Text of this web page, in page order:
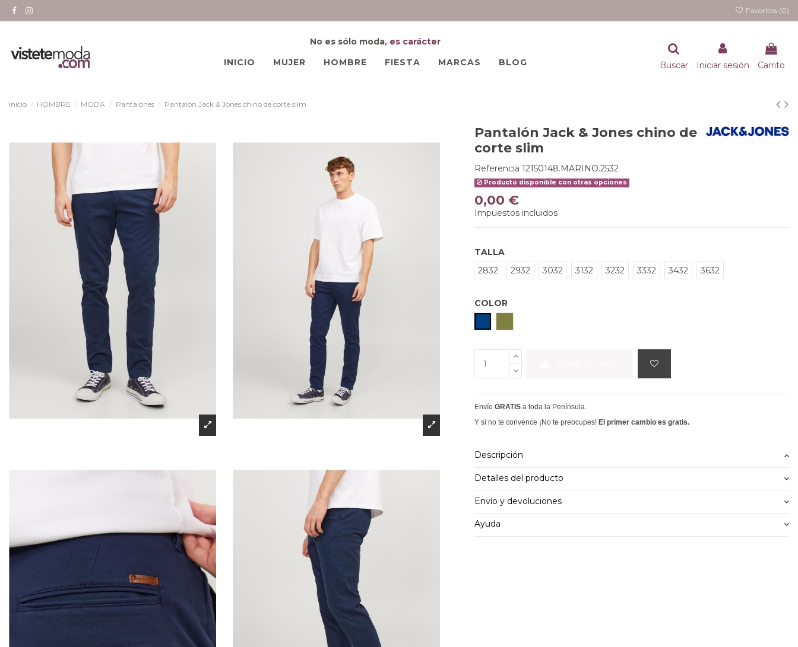
Favoritos (0)
No es sólo moda, es carácter
INICIO
MUJER HOMBRE FIESTA MARCAS BLOG Buscar Iniciar sesión Carrito
Inicio HOMBRE MODA Pantalones Pantalón Jack & Jones chino de corte slim
Pantalón Jack & Jones chino de
corte slim
Referencia 12150148.MARINO.2532
Producto disponible con otras opciones
0,00 €
Impuestos incluidos
TALLA
2832
2932 3032 3132 3232 3332 3432 3632
COLOR
Envío GRATIS a toda la Península.
Y si no te convence ¡No te preocupes! El primer cambio es gratis.
Descripción
Detalles del producto
Envío y devoluciones
Ayuda